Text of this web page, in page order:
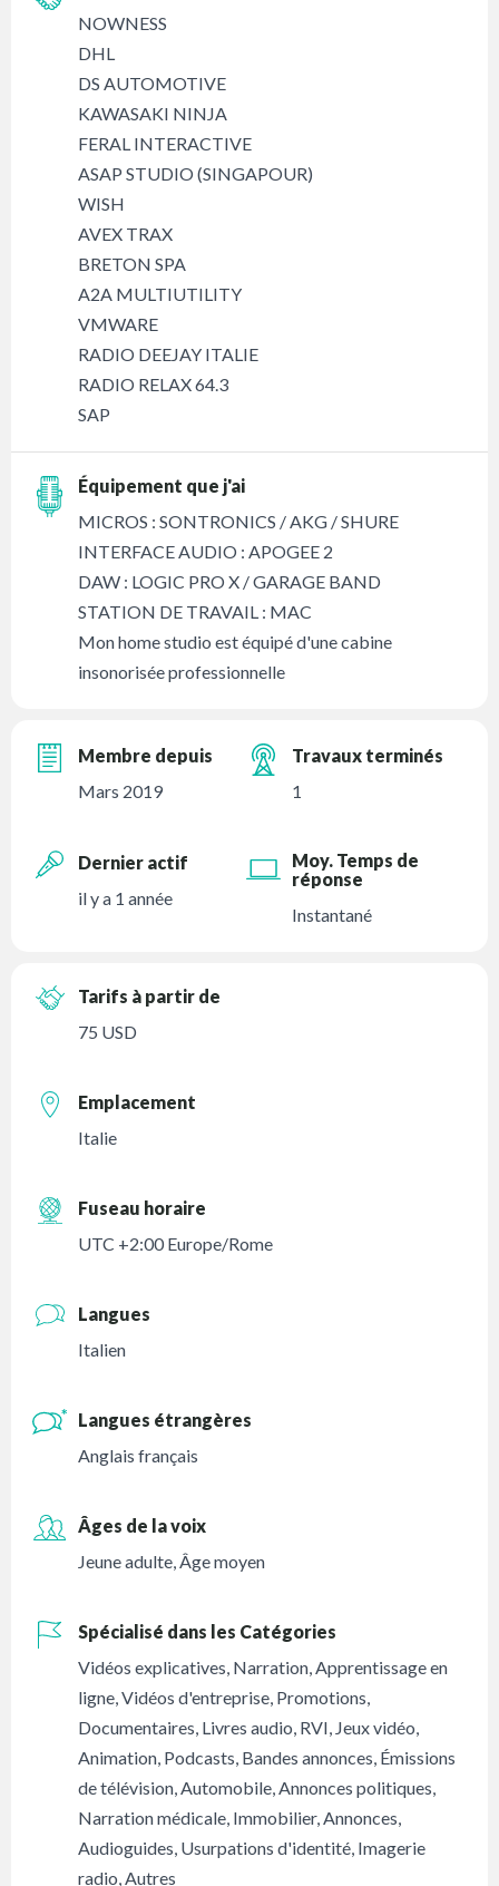
NOWNESS
DHL
DS AUTOMOTIVE
KAWASAKI NINJA
FERAL INTERACTIVE
ASAP STUDIO (SINGAPOUR)
WISH
AVEX TRAX
BRETON SPA
A2A MULTIUTILITY
VMWARE
RADIO DEEJAY ITALIE
RADIO RELAX 64.3
SAP
Équipement que j'ai
MICROS : SONTRONICS / AKG / SHURE
INTERFACE AUDIO : APOGEE 2
DAW : LOGIC PRO X / GARAGE BAND
STATION DE TRAVAIL : MAC
Mon home studio est équipé d'une cabine
insonorisée professionnelle
Membre depuis
Mars 2019
Travaux terminés
1
Dernier actif
il y a 1 année
Moy. Temps de
réponse
Instantané
Tarifs à partir de
75 USD
Emplacement
Italie
Fuseau horaire
UTC +2:00 Europe/Rome
Langues
Italien
Langues étrangères
Anglais français
Âges de la voix
Jeune adulte Âge moyen
Spécialisé dans les Catégories
Vidéos explicatives Narration Apprentissage en
ligne ,Vidéos d'entreprise Promotions
Documentaires Livres audio RVI Jeux vidéo
Animation Podcasts Bandes annonces Émissions
de télévision Automobile Annonces politiques
Narration médicale Immobilier, Annonces
Audioguides Usurpations d'identité Imagerie
radio Autres